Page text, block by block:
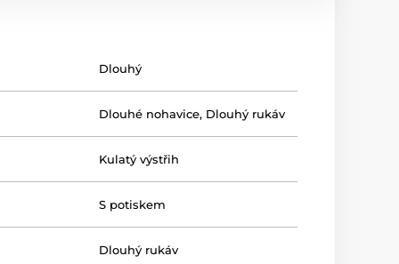
Dlouhý
Dlouhé nohavice, Dlouhý rukáv
Kulatý výstřih
S potiskem
Dlouhý rukáv